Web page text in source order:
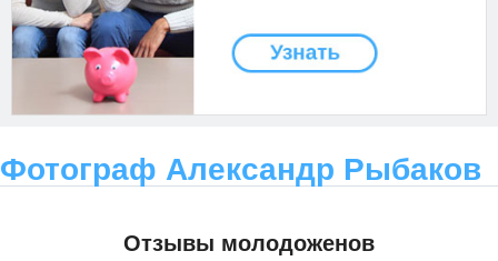
Фотограф Александр Рыбаков
Отзывы молодоженов